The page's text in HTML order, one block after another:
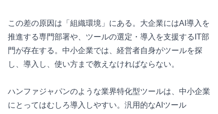
この差の原因は「組織環境」にある。大企業にはAI導入を
推進する専門部署や、ツールの選定・導入を支援するIT部
門が存在する。中小企業では、経営者自身がツールを探
し、導入し、使い方まで教えなければならない。
ハンファジャパンのような業界特化型ツールは、中小企業
にとってはむしろ導入しやすい。汎用的なAIツール